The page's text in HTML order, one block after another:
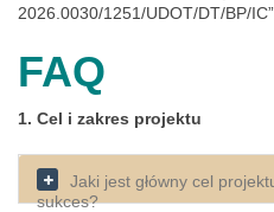
2026.0030/1251/UDOT/DT/BP/IC”
FAQ
1. Cel i zakres projektu
Jaki jest główny cel
sukces?